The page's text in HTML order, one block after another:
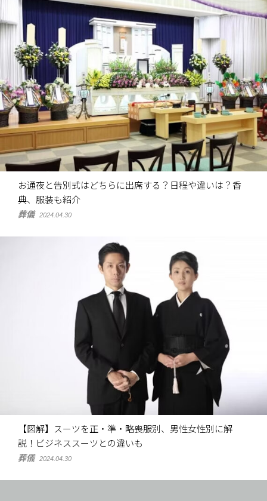
お通夜と告別式はどちらに出席する？日程や違いは？香
典、服装も紹介
葬儀 2024.04.30
【図解】スーツを正・準・略喪服別、男性女性別に解
説！ビジネススーツとの違いも
葬儀 2024.04.30